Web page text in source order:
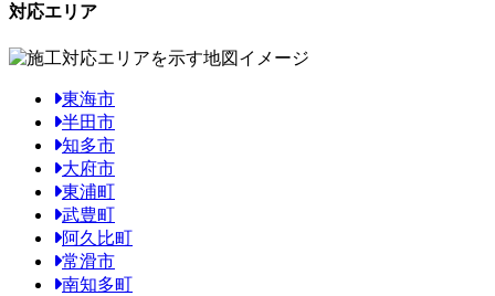
対応エリア
東海市
半田市
知多市
大府市
東浦町
武豊町
阿久比町
常滑市
南知多町